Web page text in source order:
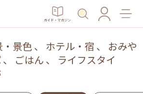
ガイド・マガジン
・景色、 ホテル・宿 、 おみや
、 ごはん 、 ライフスタイ